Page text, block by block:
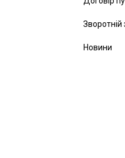
Зворотній
Новини